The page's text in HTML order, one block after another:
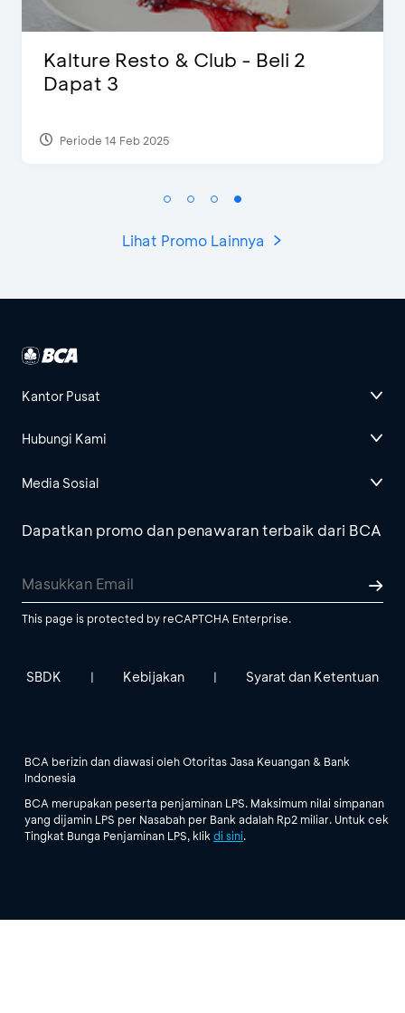
D’Cost - Diskon 50% Makanan &
Ekstra 2 Minuman
Periode 17 Sep 2023
Lihat Promo Lainnya
Kantor Pusat
Hubungi Kami
Media Sosial
Dapatkan promo dan penawaran terbaik dari BCA
This page is protected by reCAPTCHA Enterprise.
SBDK | Kebijakan | Syarat dan Ketentuan
BCA berizin dan diawasi oleh Otoritas Jasa Keuangan & Bank
Indonesia
BCA merupakan peserta penjaminan LPS. Maksimum nilai simpanan
yang dijamin LPS per Nasabah per Bank adalah Rp2 miliar. Untuk cek
Tingkat Bunga Penjaminan LPS, klik di sini.